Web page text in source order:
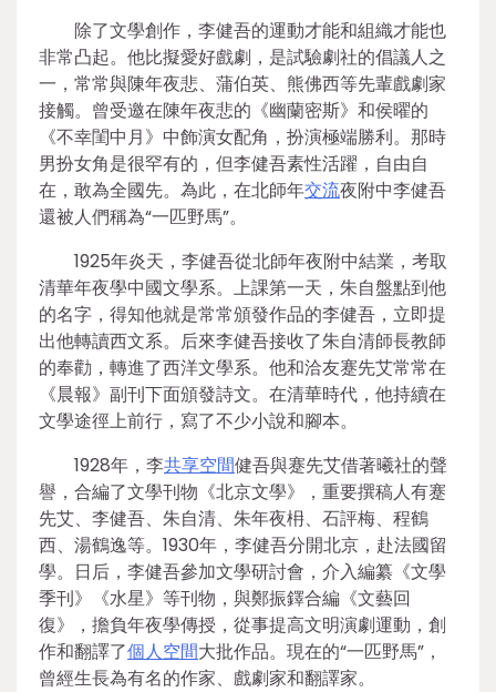
除了文學創作，李健吾的運動才能和組織才能也
非常凸起。他比擬愛好戲劇，是試驗劇社的倡議人之
一，常常與陳年夜悲、蒲伯英、熊佛西等先輩戲劇家
接觸。曾受邀在陳年夜悲的《幽蘭密斯》和侯曜的
《不幸閨中月》中飾演女配角，扮演極端勝利。那時
男扮女角是很罕有的，但李健吾素性活躍，自由自
在，敢為全國先。為此，在北師年交流夜附中李健吾
還被人們稱為“一匹野馬”。
1925年炎天，李健吾從北師年夜附中結業，考取
清華年夜學中國文學系。上課第一天，朱自盤點到他
的名字，得知他就是常常頒發作品的李健吾，立即提
出他轉讀西文系。后來李健吾接收了朱自清師長教師
的奉勸，轉進了西洋文學系。他和洽友蹇先艾常常在
《晨報》副刊下面頒發詩文。在清華時代，他持續在
文學途徑上前行，寫了不少小說和腳本。
1928年，李共享空間健吾與蹇先艾借著曦社的聲
譽，合編了文學刊物《北京文學》，重要撰稿人有蹇
先艾、李健吾、朱自清、朱年夜枏、石評梅、程鶴
西、湯鶴逸等。1930年，李健吾分開北京，赴法國留
學。日后，李健吾參加文學研討會，介入編纂《文學
季刊》《水星》等刊物，與鄭振鐸合編《文藝回
復》，擔負年夜學傳授，從事提高文明演劇運動，創
作和翻譯了個人空間大批作品。現在的“一匹野馬”，
曾經生長為有名的作家、戲劇家和翻譯家。